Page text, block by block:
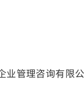
业管理咨询有限